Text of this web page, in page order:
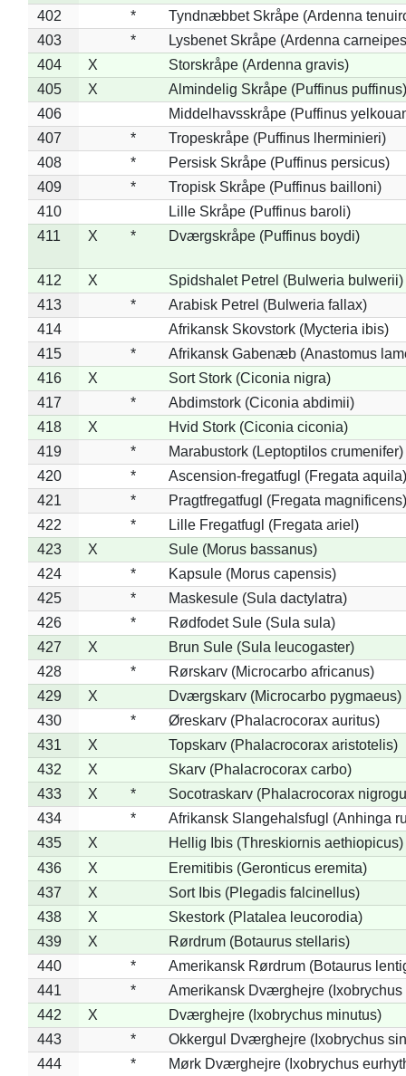
402
*
Tyndnæbbet Skråpe (Ardenna
403
*
Lysbenet Skråpe (Ardenna
404
X
Storskråpe (Ardenna gravis)
405
X
Almindelig Skråpe (Puffinus puffinus)
406
Middelhavsskråpe (Puffinus
407
*
Tropeskråpe (Puffinus lherminieri)
408
*
Persisk Skråpe (Puffinus persicus)
409
*
Tropisk Skråpe (Puffinus bailloni)
410
Lille Skråpe (Puffinus baroli)
411
X * Dværgskråpe (Puffinus boydi)
412 X
Spidshalet Petrel (Bulweria bulwerii)
413
*
Arabisk Petrel (Bulweria fallax)
414
Afrikansk Skovstork (Mycteria ibis)
415
*
Afrikansk Gabenæb (Anastomus
416
X
Sort Stork (Ciconia nigra)
417
*
Abdimstork (Ciconia abdimii)
418
X
Hvid Stork (Ciconia ciconia)
419
*
Marabustork (Leptoptilos crumenifer)
420
*
Ascension-fregatfugl (Fregata aquila)
421
*
Pragtfregatfugl (Fregata magnificens)
422
*
Lille Fregatfugl (Fregata ariel)
423
X
Sule (Morus bassanus)
424
*
Kapsule (Morus capensis)
425
*
Maskesule (Sula dactylatra)
426
*
Rødfodet Sule (Sula sula)
427
X
Brun Sule (Sula leucogaster)
428
*
Rørskarv (Microcarbo africanus)
429
X
Dværgskarv (Microcarbo pygmaeus)
430
*
Øreskarv (Phalacrocorax auritus)
431
X
Topskarv (Phalacrocorax aristotelis)
432
X
Skarv (Phalacrocorax carbo)
433
X *
Socotraskarv (Phalacrocorax
434
*
Afrikansk Slangehalsfugl (Anhinga
435
X
Hellig Ibis (Threskiornis aethiopicus)
436
X
Eremitibis (Geronticus eremita)
437
X
Sort Ibis (Plegadis falcinellus)
438
X
Skestork (Platalea leucorodia)
439
X
Rørdrum (Botaurus stellaris)
440
*
Amerikansk Rørdrum (Botaurus
441
*
Amerikansk Dværghejre (Ixobrychus
442
X
Dværghejre (Ixobrychus minutus)
443
*
Okkergul Dværghejre (Ixobrychus
444
*
Mørk Dværghejre (Ixobrychus